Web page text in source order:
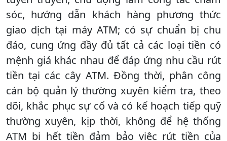
sóc, hướng dẫn khách hàng phương thức
giao dịch tại máy ATM; có sự chuẩn bị chu
đáo, cung ứng đầy đủ tất cả các loại tiền có
mệnh giá khác nhau để đáp ứng nhu cầu rút
tiền tại các cây ATM. Đồng thời, phân công
cán bộ quản lý thường xuyên kiểm tra, theo
dõi, khắc phục sự cố và có kế hoạch tiếp quỹ
thường xuyên, kịp thời, không để hệ thống
ATM bị hết tiền đảm bảo việc rút tiền của